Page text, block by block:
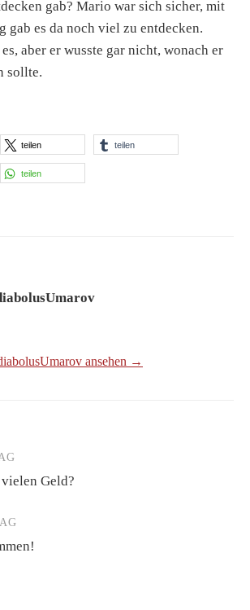
gab? Mario war sich sicher, mit
gab es da noch viel zu entdecken.
aber er wusste gar nicht, wonach er
sollte.
teilen teilen
teilen
ansehen →
Geld?